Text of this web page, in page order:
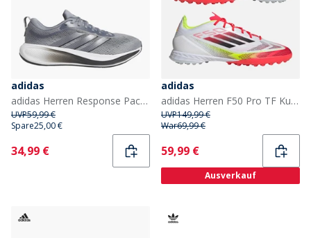
adidas
adidas Herren Response Pace Neutral Laufschuhe Grau/Aurora Onix/Grey Five
UVP59,99 €
Spare25,00 €
Current
34,99 €
adidas
adidas Herren F50 Pro TF Kunstrasen Fussballschuhe Cloud White/Core Black/Solar Yellow
UVP149,99 €
War69,99 €
Current
59,99 €
Ausverkauf